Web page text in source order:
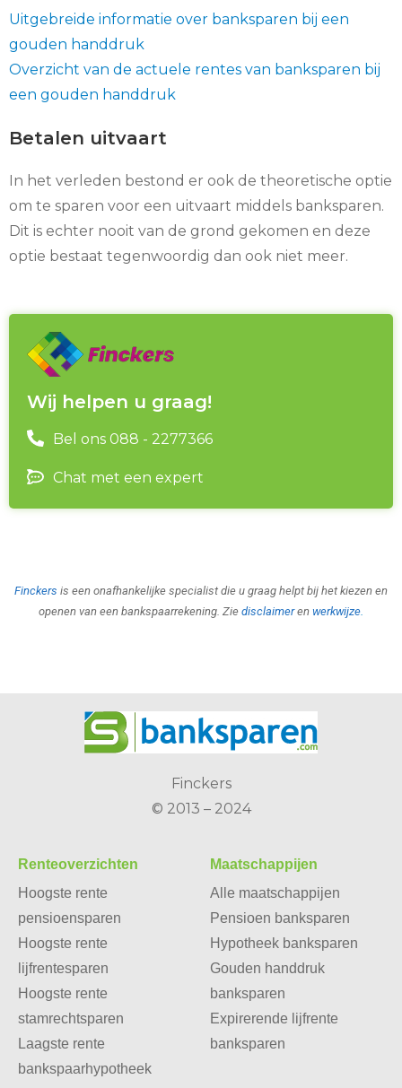
Uitgebreide informatie over banksparen bij een
gouden handdruk
Overzicht van de actuele rentes van banksparen bij
een gouden handdruk
Betalen uitvaart
In het verleden bestond er ook de theoretische optie
om te sparen voor een uitvaart middels banksparen.
Dit is echter nooit van de grond gekomen en deze
optie bestaat tegenwoordig dan ook niet meer.
Wij helpen u graag!
Bel ons 088 - 2277366
Chat met een expert
Finckers is een onafhankelijke specialist die u graag helpt bij het kiezen en
openen van een bankspaarrekening. Zie disclaimeren werkwijze.
Finckers
© 2013 – 2024
Renteoverzichten
Hoogste rente
pensioensparen
Hoogste rente
lijfrentesparen
Hoogste rente
stamrechtsparen
Laagste rente
bankspaarhypotheek
Maatschappijen
Alle maatschappijen
Pensioen banksparen
Hypotheek banksparen
Gouden handdruk
banksparen
Expirerende lijfrente
banksparen